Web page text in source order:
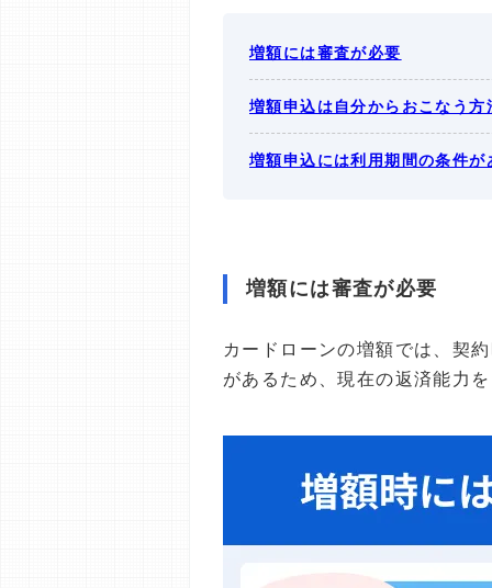
増額には審査が必要
増額申込は自分からおこなう
増額申込には利用期間の条件が
増額には審査が必要
カードローンの増額では、契
があるため、現在の返済能力